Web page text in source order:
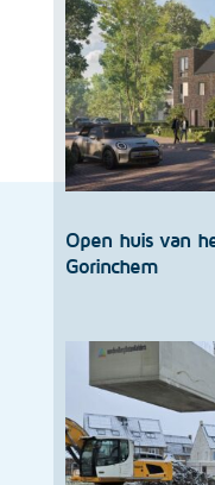
Open huis van
Gorinchem